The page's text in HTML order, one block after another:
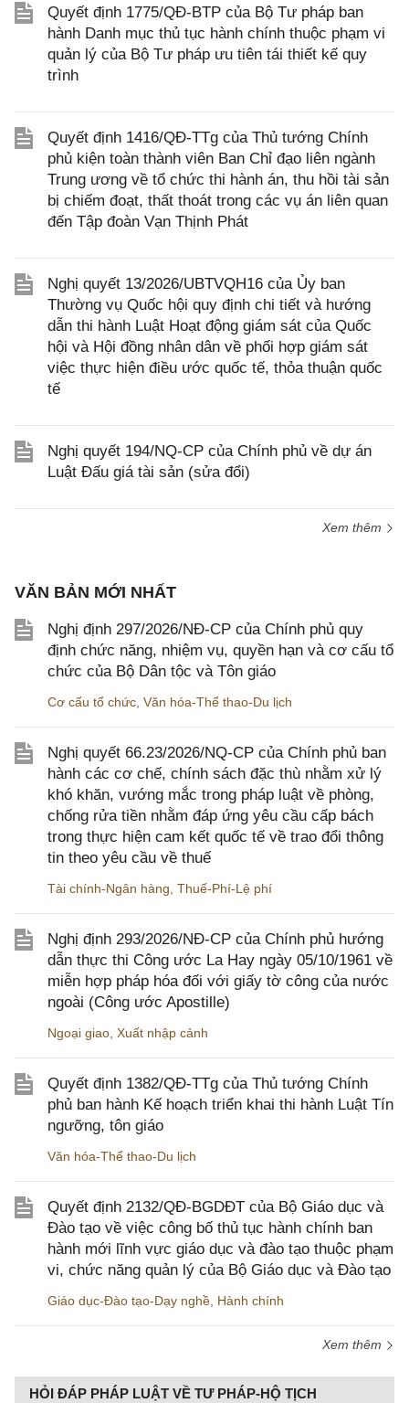
Quyết định 1775/QĐ-BTP của Bộ Tư pháp ban
hành Danh mục thủ tục hành chính thuộc phạm vi
quản lý của Bộ Tư pháp ưu tiên tái thiết kế quy
trình
Quyết định 1416/QĐ-TTg của Thủ tướng Chính
phủ kiện toàn thành viên Ban Chỉ đạo liên ngành
Trung ương về tổ chức thi hành án, thu hồi tài sản
bị chiếm đoạt, thất thoát trong các vụ án liên quan
đến Tập đoàn Vạn Thịnh Phát
Nghị quyết 13/2026/UBTVQH16 của Ủy ban
Thường vụ Quốc hội quy định chi tiết và hướng
dẫn thi hành Luật Hoạt động giám sát của Quốc
hội và Hội đồng nhân dân về phối hợp giám sát
việc thực hiện điều ước quốc tế, thỏa thuận quốc
tế
Nghị quyết 194/NQ-CP của Chính phủ về dự án
Luật Đấu giá tài sản (sửa đổi)
Xem thêm
VĂN BẢN MỚI NHẤT
Nghị định 297/2026/NĐ-CP của Chính phủ quy
định chức năng, nhiệm vụ, quyền hạn và cơ cấu tổ
chức của Bộ Dân tộc và Tôn giáo
Cơ cấu tổ chức Văn hóa-Thể thao-Du lịch
Nghị quyết 66.23/2026/NQ-CP của Chính phủ ban
hành các cơ chế, chính sách đặc thù nhằm xử lý
khó khăn, vướng mắc trong pháp luật về phòng,
chống rửa tiền nhằm đáp ứng yêu cầu cấp bách
trong thực hiện cam kết quốc tế về trao đổi thông
tin theo yêu cầu về thuế
Tài chính-Ngân hàng Thuế-Phí-Lệ phí
Nghị định 293/2026/NĐ-CP của Chính phủ hướng
dẫn thực thi Công ước La Hay ngày 05/10/1961 về
miễn hợp pháp hóa đối với giấy tờ công của nước
ngoài (Công ước Apostille)
Ngoại giao Xuất nhập cảnh
Quyết định 1382/QĐ-TTg của Thủ tướng Chính
phủ ban hành Kế hoạch triển khai thi hành Luật Tín
ngưỡng, tôn giáo
Văn hóa-Thể thao-Du lịch
Quyết định 2132/QĐ-BGDĐT của Bộ Giáo dục và
Đào tạo về việc công bố thủ tục hành chính ban
hành mới lĩnh vực giáo dục và đào tạo thuộc phạm
vi, chức năng quản lý của Bộ Giáo dục và Đào tạo
Giáo dục-Đào tạo-Dạy nghề Hành chính
Xem thêm
HỎI ĐÁP PHÁP LUẬT VỀ TƯ PHÁP-HỘ TỊCH